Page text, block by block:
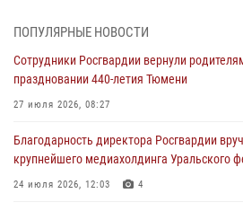
масштабных спортивных событий на Урале
05 августа 2026, 05:22
виновника ДТП
05 августа 2026, 05:15
ПОПУЛЯРНЫЕ НОВОСТИ
Сотрудники Росгвардии вернули
праздновании 440-летия Тюмени
27 июля 2026, 08:27
Благодарность директора Росгвардии
крупнейшего медиахолдинга Уральского
24 июля 2026, 12:03 4